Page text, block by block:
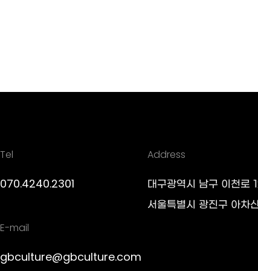
Tel
070.4240.2301
E-mail
gbculture@gbculture.com
Address
대구광역시 남구 이천로
서울특별시 광진구 아차